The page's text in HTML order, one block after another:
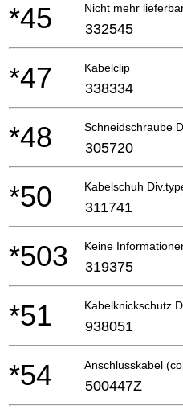
Nicht mehr
*45 332545
Kabelclip
*47 338334
Schneidschraube
*48 305720
Kabelschuh
*50 311741
Keine
*503 319375
Kabelknickschutz
*51 938051
Anschlusskabel
*54 500447Z